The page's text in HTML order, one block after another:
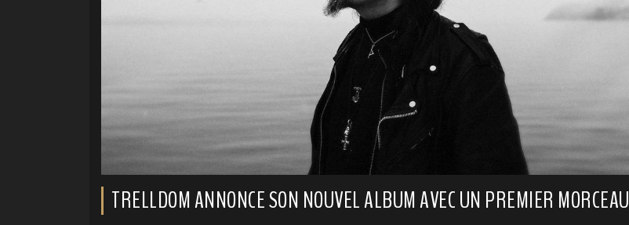
TRELLDOM ANNONCE SON NOUVEL ALBUM AVEC UN PREMIER MORCEAU